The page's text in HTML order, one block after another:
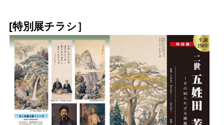
[特別展チラシ］